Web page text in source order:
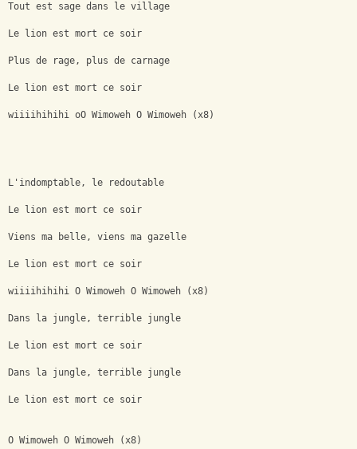
Tout est sage dans le village
Le lion est mort ce soir
Plus de rage, plus de carnage
Le lion est mort ce soir
wiiiihihihi oO Wimoweh O Wimoweh (x8)
L'indomptable, le redoutable
Le lion est mort ce soir
Viens ma belle, viens ma gazelle
Le lion est mort ce soir
wiiiihihihi O Wimoweh O Wimoweh (x8)
Dans la jungle, terrible jungle
Le lion est mort ce soir
Dans la jungle, terrible jungle
Le lion est mort ce soir
O Wimoweh O Wimoweh (x8)